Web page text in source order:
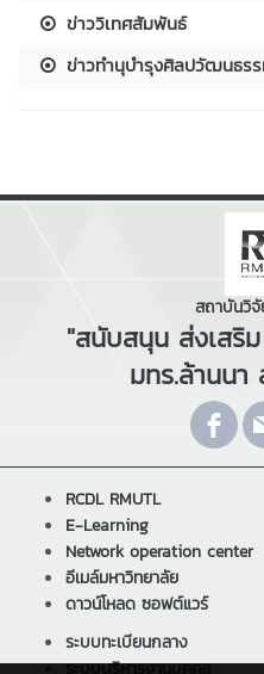
ข่าววิเทศสัมพันธ์
ข่าวทำนุบำรุงศิลปวัฒนธร
สถาบันวิ
"สนับสนุน ส่งเสริ
มทร.ล้านนา
RCDL RMUTL
E-Learning
Network operation center
อีเมล์มหาวิทยาลัย
ดาวน์โหลด ซอฟต์แวร์
ระบบทะเบียนกลาง
ระบบบริหารงานบุคคล